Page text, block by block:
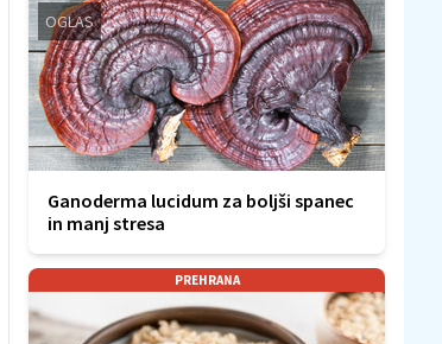
OGLAS
Ganoderma lucidum za boljši spanec
in manj stresa
PREHRANA